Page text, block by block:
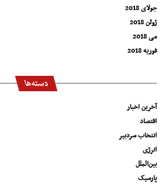
جولای 2018
ژوئن 2018
می 2018
فوریه 2018
دسته‌ها
آخرین اخبار
اقتصاد
انتخاب سردبیر
انرژی
بین‌الملل
پارسیک